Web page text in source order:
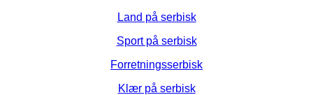
Land på serbisk
Sport på serbisk
Forretningsserbisk
Klær på serbisk